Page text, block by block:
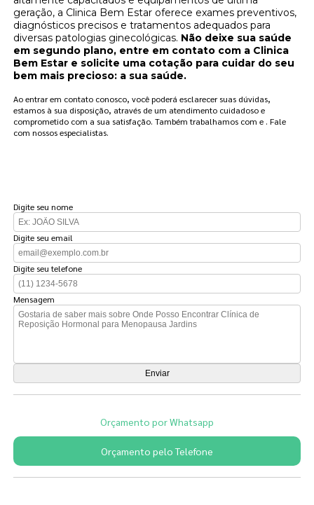
geração, a Clinica Bem Estar oferece exames preventivos,
diagnósticos precisos e tratamentos adequados para
diversas patologias ginecológicas. Não deixe sua saúde
em segundo plano, entre em contato com a Clinica
Bem Estar e solicite uma cotação para cuidar do seu
bem mais precioso: a sua saúde.
Ao entrar em contato conosco, você poderá esclarecer suas dúvidas,
estamos à sua disposição, através de um atendimento cuidadoso e
comprometido com a sua satisfação. Também trabalhamos com e . Fale
com nossos especialistas.
Digite seu nome
Digite seu email
Digite seu telefone
Mensagem
Orçamento por Whatsapp
Orçamento pelo Telefone